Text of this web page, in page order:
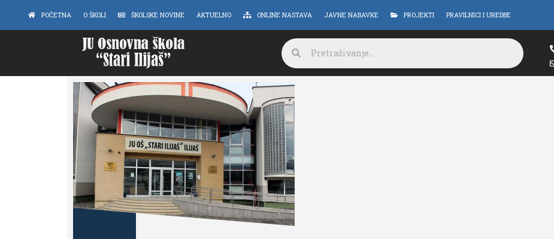
POČETNA O ŠKOLI ŠKOLSKE NOVINE AKTUELNO ONLINE NASTAVA JAVNE NABAVKE PROJEKTI PRAVILNICI I UREDBE